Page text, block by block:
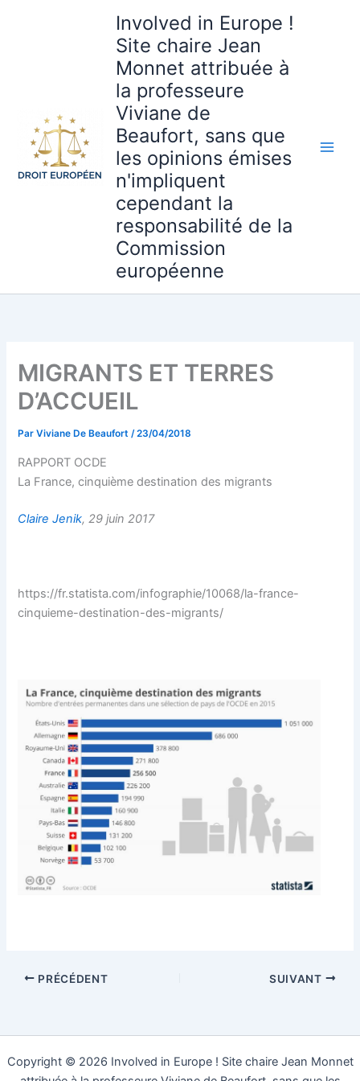
Involved in Europe !
Site chaire Jean
Monnet attribuée à
la professeure
Viviane de
Beaufort, sans que
les opinions émises
n'impliquent
cependant la
responsabilité de la
Commission
européenne
MIGRANTS ET TERRES
D’ACCUEIL
ParViviane De Beaufort/23/04/2018
RAPPORT OCDE
La France, cinquième destination des migrants
Claire Jenik, 29 juin 2017
https://fr.statista.com/infographie/10068/la-france-
cinquieme-destination-des-migrants/
PRÉCÉDENT SUIVANT
Copyright © 2026 Involved in Europe ! Site chaire Jean Monnet